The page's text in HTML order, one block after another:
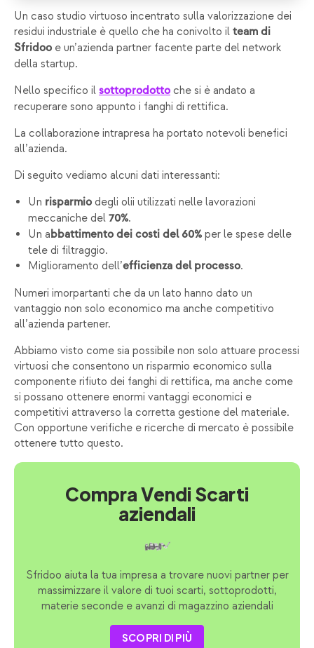
Un caso studio virtuoso incentrato sulla valorizzazione dei
residui industriale è quello che ha conivolto il team di
Sfridoo e un’azienda partner facente parte del network
della startup.
Nello specifico il sottoprodotto che si è andato a
recuperare sono appunto i fanghi di rettifica.
La collaborazione intrapresa ha portato notevoli benefici
all’azienda.
Di seguito vediamo alcuni dati interessanti:
Un risparmio degli olii utilizzati nelle lavorazioni
meccaniche del 70%.
Un abbattimento dei costi del 60% per le spese delle
tele di filtraggio.
Miglioramento dell’efficienza del processo.
Numeri imorpartanti che da un lato hanno dato un
vantaggio non solo economico ma anche competitivo
all’azienda partener.
Abbiamo visto come sia possibile non solo attuare processi
virtuosi che consentono un risparmio economico sulla
componente rifiuto dei fanghi di rettifica, ma anche come
si possano ottenere enormi vantaggi economici e
competitivi attraverso la corretta gestione del materiale.
Con opportune verifiche e ricerche di mercato è possibile
ottenere tutto questo.
Compra Vendi Scarti
aziendali
Sfridoo aiuta la tua impresa a trovare nuovi partner per
massimizzare il valore di tuoi scarti, sottoprodotti,
materie seconde e avanzi di magazzino aziendali
SCOPRI DI PIÙ